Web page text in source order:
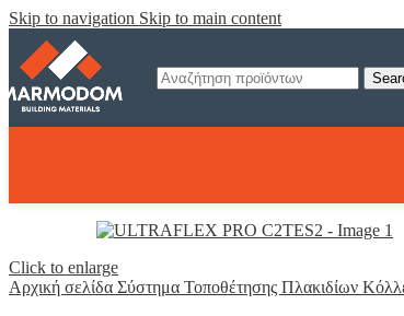
Skip to navigation Skip to main content
Click to enlarge
Αρχική σελίδα Σύστημα Τοποθέτησης Πλακιδίων